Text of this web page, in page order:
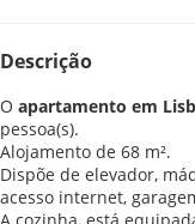
Descrição
O apartamento em
pessoa(s).
Alojamento de 68 m².
Dispõe de elevador,
acesso internet,